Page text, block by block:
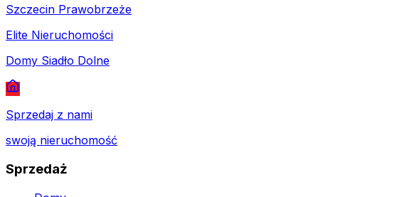
Szczecin Prawobrzeże
Elite Nieruchomości
Domy Siadło Dolne
Sprzedaj z nami
swoją nieruchomość
Sprzedaż